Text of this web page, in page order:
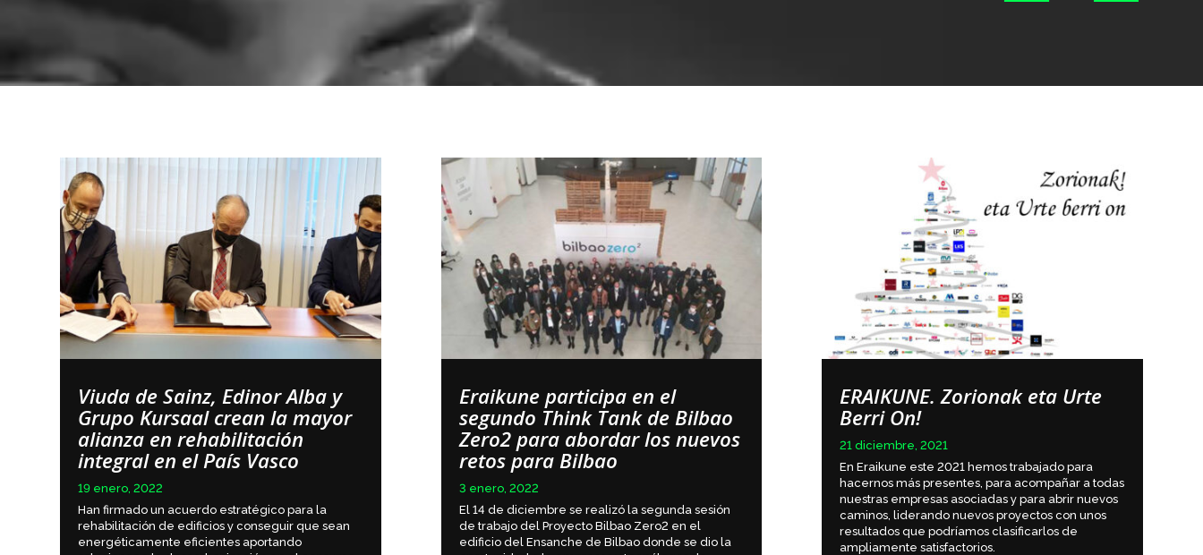
Viuda de Sainz, Edinor Alba y
Grupo Kursaal crean la mayor
alianza en rehabilitación
integral en el País Vasco
19 enero, 2022
Han firmado un acuerdo estratégico para la
rehabilitación de edificios y conseguir que sean
energéticamente eficientes aportando
Eraikune participa en el
segundo Think Tank de Bilbao
Zero2 para abordar los nuevos
retos para Bilbao
3 enero, 2022
El 14 de diciembre se realizó la segunda sesión
de trabajo del Proyecto Bilbao Zero2 en el
edificio del Ensanche de Bilbao donde se dio la
ERAIKUNE. Zorionak eta Urte
Berri On!
21 diciembre, 2021
En Eraikune este 2021 hemos trabajado para
hacernos más presentes, para acompañar a todas
nuestras empresas asociadas y para abrir nuevos
caminos, liderando nuevos proyectos con unos
resultados que podríamos clasificarlos de
ampliamente satisfactorios.